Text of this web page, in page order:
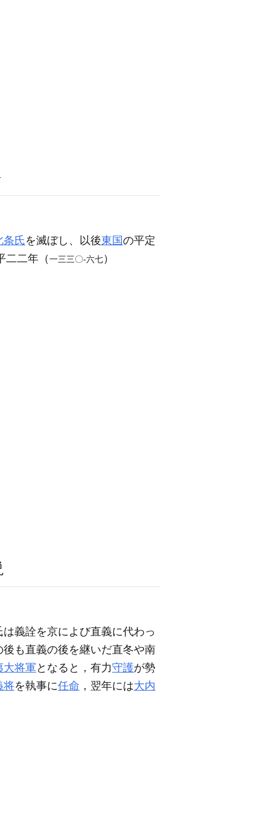
条氏を滅ぼし、以後東国の平定
二二年（一三三〇‐六七）
義詮を京によび直義に代わっ
も直義の後を継いだ直冬や南
大将軍 となると，有力守護が勢
将を執事に任命 ，翌年には大内